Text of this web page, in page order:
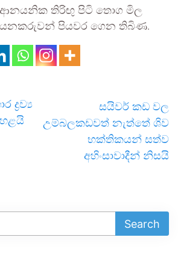
ආනයනික තිරිඟු පිටි තොග මිල
පියවර ගෙන තිබිණ.
ද්‍රව්‍ය
සයිවර් කඩ වල
උම්බලකඩවත් නැත්තේ ශිව
භක්තිකයන් සත්ව
අහිංසාවාදීන් නිසයි